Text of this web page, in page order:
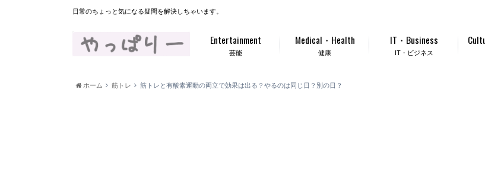
日常のちょっと気になる疑問を解決しちゃいます。
芸能
Entertainment
健康
Medical・Health
IT・ビジネス
IT・Business
ホーム 筋トレ 筋トレと有酸素運動の両立で効果は出る？やるのは同じ日？別の日？